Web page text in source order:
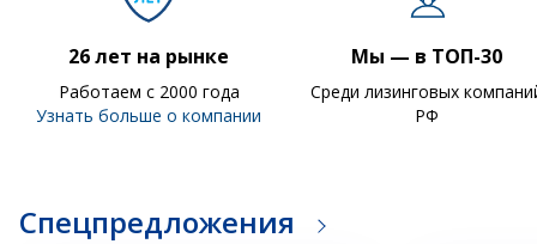
26 лет на рынке
Работаем с 2000 года
Узнать больше о компании
Мы — в ТОП-30
Среди лизинговых
РФ
Спецпредложения